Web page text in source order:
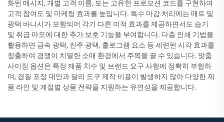
화된 메시지, 개별 고객 이름, 또는 고유한 프로모션 코드를 구현하여
고객 참여도 및 마케팅 효과를 높입니다. 특수 마감 처리에는 매트 및
광택 바니시가 포함되어 각기 다른 미적 효과를 제공하면서도 습기
및 취급 마모에 대한 추가 보호 기능을 부여합니다. 다층 인쇄 기법을
활용하면 금속 광택, 진주 광택, 홀로그램 요소 등 세련된 시각 효과를
창출하여 경쟁이 치열한 소매 환경에서 주목을 끌 수 있습니다. 맞춤
사이징 옵션은 특정 제품 치수 및 브랜드 요구 사항에 정확히 부합하
며, 경질 포장 대안과 달리 도구 제작 비용이 발생하지 않아 다양한 제
품 라인 및 계절별 상품 전략을 지원하는 유연성을 제공합니다.